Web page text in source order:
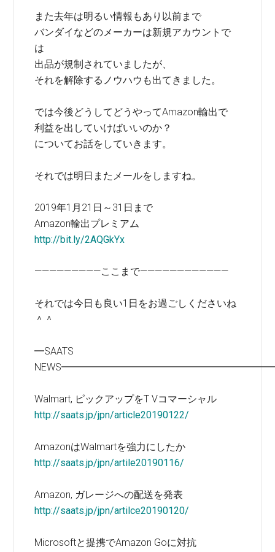
また去年は明るい情報もあり以前まで
バンダイなどのメーカーは新規アカウントで
は
出品が規制されていましたが、
それを解除するノウハウも出てきました。
では今後どうしてどうやってAmazon輸出で
利益を出していけばいいのか？
についてお話をしていきます。
それでは明日またメールをしますね。
2019年1月21日～31日まで
Amazon輸出プレミアム
http://bit.ly/2AQGkYx
—————————ここまで————————————
それでは今日も良い1日をお過ごしくださいね
＾＾
━SAATS
Walmart, ピックアップをT Vコマーシャル
http://saats.jp/jpn/article20190122/
AmazonはWalmartを強力にしたか
http://saats.jp/jpn/artile20190116/
Amazon, ガレージへの配送を発表
http://saats.jp/jpn/artilce20190120/
Microsoftと提携でAmazon Goに対抗